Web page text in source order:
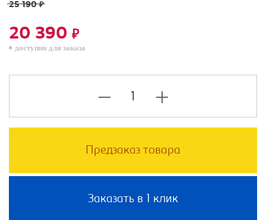
25 190₽
20 390 ₽
доступно для заказа
Предзаказ товара
Заказать в 1 клик